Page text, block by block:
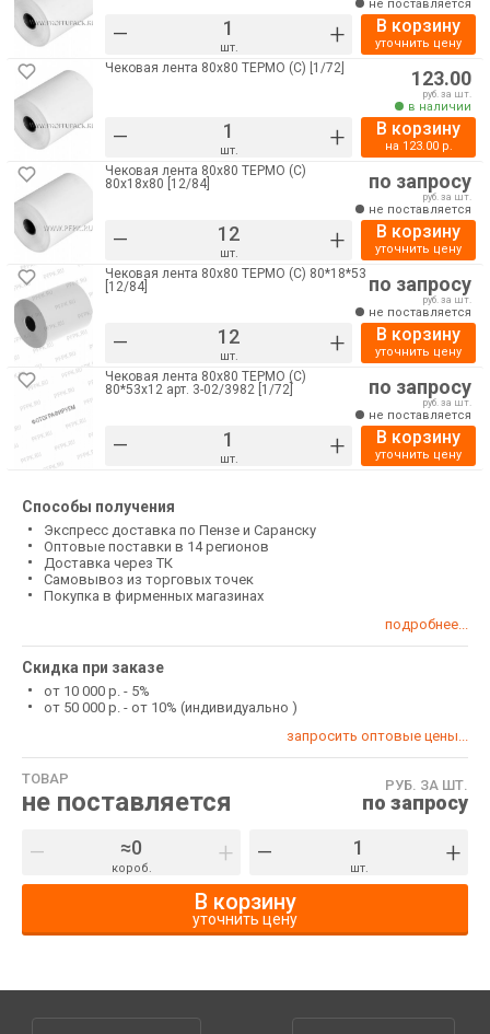
– шт. +
не поставляется
В корзину
уточнить цену
Чековая лента 80х80 ТЕРМО (С) [1/72]
– шт. +
123.00
руб. за шт.
в наличии
В корзину
на 123.00р.
Чековая лента 80х80 ТЕРМО (С)
80х18х80 [12/84]
– шт. +
по запросу
руб. за шт.
не поставляется
В корзину
уточнить цену
Чековая лента 80х80 ТЕРМО (С) 80*18*53
[12/84]
– шт. +
по запросу
руб. за шт.
не поставляется
В корзину
уточнить цену
Чековая лента 80х80 ТЕРМО (С)
80*53х12 арт. 3-02/3982 [1/72]
– шт. +
по запросу
руб. за шт.
не поставляется
В корзину
уточнить цену
Способы получения
Экспресс доставка по Пензе и Саранску
Оптовые поставки в 14 регионов
Доставка через ТК
Самовывоз из торговых точек
Покупка в фирменных магазинах
подробнее...
Скидка при заказе
от 10 000 р. - 5%
от 50 000 р. - от 10% (индивидуально )
запросить оптовые цены...
ТОВАР
не поставляется
РУБ. ЗА ШТ.
по запросу
– короб. + – шт. +
В корзину
уточнить цену